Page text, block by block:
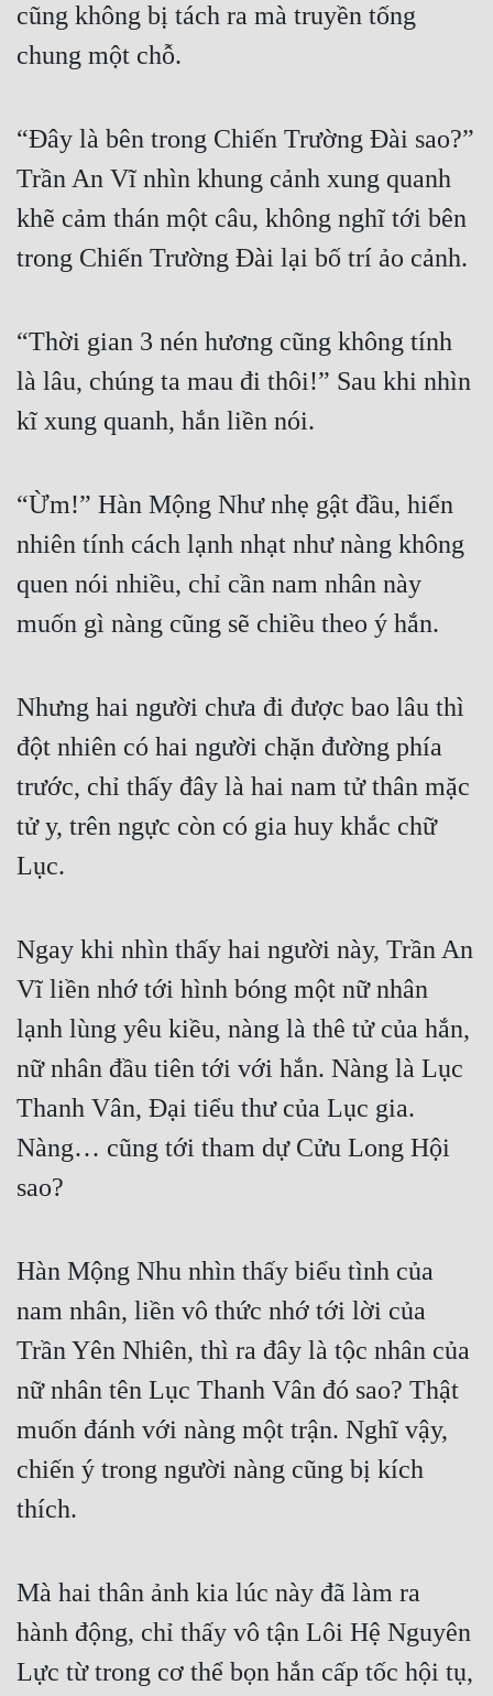
cũng không bị tách ra mà truyền tống
chung một chỗ.
“Đây là bên trong Chiến Trường Đài sao?”
Trần An Vĩ nhìn khung cảnh xung quanh
khẽ cảm thán một câu, không nghĩ tới bên
trong Chiến Trường Đài lại bố trí ảo cảnh.
“Thời gian 3 nén hương cũng không tính
là lâu, chúng ta mau đi thôi!” Sau khi nhìn
kĩ xung quanh, hắn liền nói.
“Ừm!” Hàn Mộng Như nhẹ gật đầu, hiển
nhiên tính cách lạnh nhạt như nàng không
quen nói nhiều, chỉ cần nam nhân này
muốn gì nàng cũng sẽ chiều theo ý hắn.
Nhưng hai người chưa đi được bao lâu thì
đột nhiên có hai người chặn đường phía
trước, chỉ thấy đây là hai nam tử thân mặc
tử y, trên ngực còn có gia huy khắc chữ
Lục.
Ngay khi nhìn thấy hai người này, Trần An
Vĩ liền nhớ tới hình bóng một nữ nhân
lạnh lùng yêu kiều, nàng là thê tử của hắn,
nữ nhân đầu tiên tới với hắn. Nàng là Lục
Thanh Vân, Đại tiểu thư của Lục gia.
Nàng… cũng tới tham dự Cửu Long Hội
sao?
Hàn Mộng Nhu nhìn thấy biểu tình của
nam nhân, liền vô thức nhớ tới lời của
Trần Yên Nhiên, thì ra đây là tộc nhân của
nữ nhân tên Lục Thanh Vân đó sao? Thật
muốn đánh với nàng một trận. Nghĩ vậy,
chiến ý trong người nàng cũng bị kích
thích.
Mà hai thân ảnh kia lúc này đã làm ra
hành động, chỉ thấy vô tận Lôi Hệ Nguyên
Lực từ trong cơ thể bọn hắn cấp tốc hội tụ,